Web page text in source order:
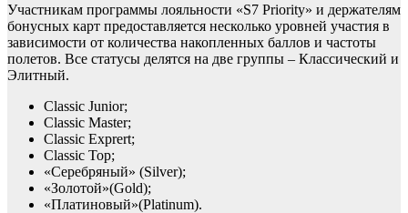
Участникам программы лояльности «S7 Priority» и держателям
бонусных карт предоставляется несколько уровней участия в
зависимости от количества накопленных баллов и частоты
полетов. Все статусы делятся на две группы – Классический и
Элитный.
Classic Junior;
Classic Master;
Classic Exprert;
Classic Top;
«Серебряный» (Silver);
«Золотой»(Gold);
«Платиновый»(Platinum).